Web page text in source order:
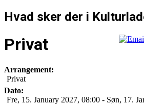
Hvad sker der i
Privat
Arrangement:
Privat
Dato:
Fre, 15. January 2027, 08:00 - Søn, 17.